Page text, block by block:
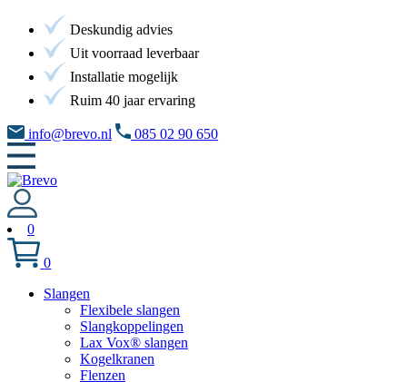
Deskundig advies
Uit voorraad leverbaar
Installatie mogelijk
Ruim 40 jaar ervaring
info@brevo.nl 085 02 90 650
0
0
Slangen
Flexibele slangen
Slangkoppelingen
Lax Vox® slangen
Kogelkranen
Flenzen